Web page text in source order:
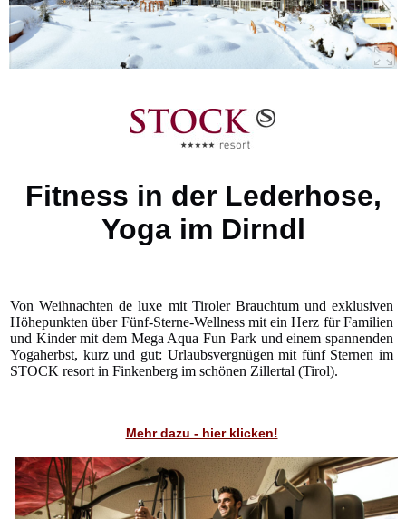
Fitness in der Lederhose,
Yoga im Dirndl
Von Weihnachten de luxe mit Tiroler Brauchtum und exklusiven
Höhepunkten über Fünf-Sterne-Wellness mit ein Herz für Familien
und Kinder mit dem Mega Aqua Fun Park und einem spannenden
Yogaherbst, kurz und gut: Urlaubsvergnügen mit fünf Sternen im
STOCK resort in Finkenberg im schönen Zillertal (Tirol).
Mehr dazu - hier klicken!